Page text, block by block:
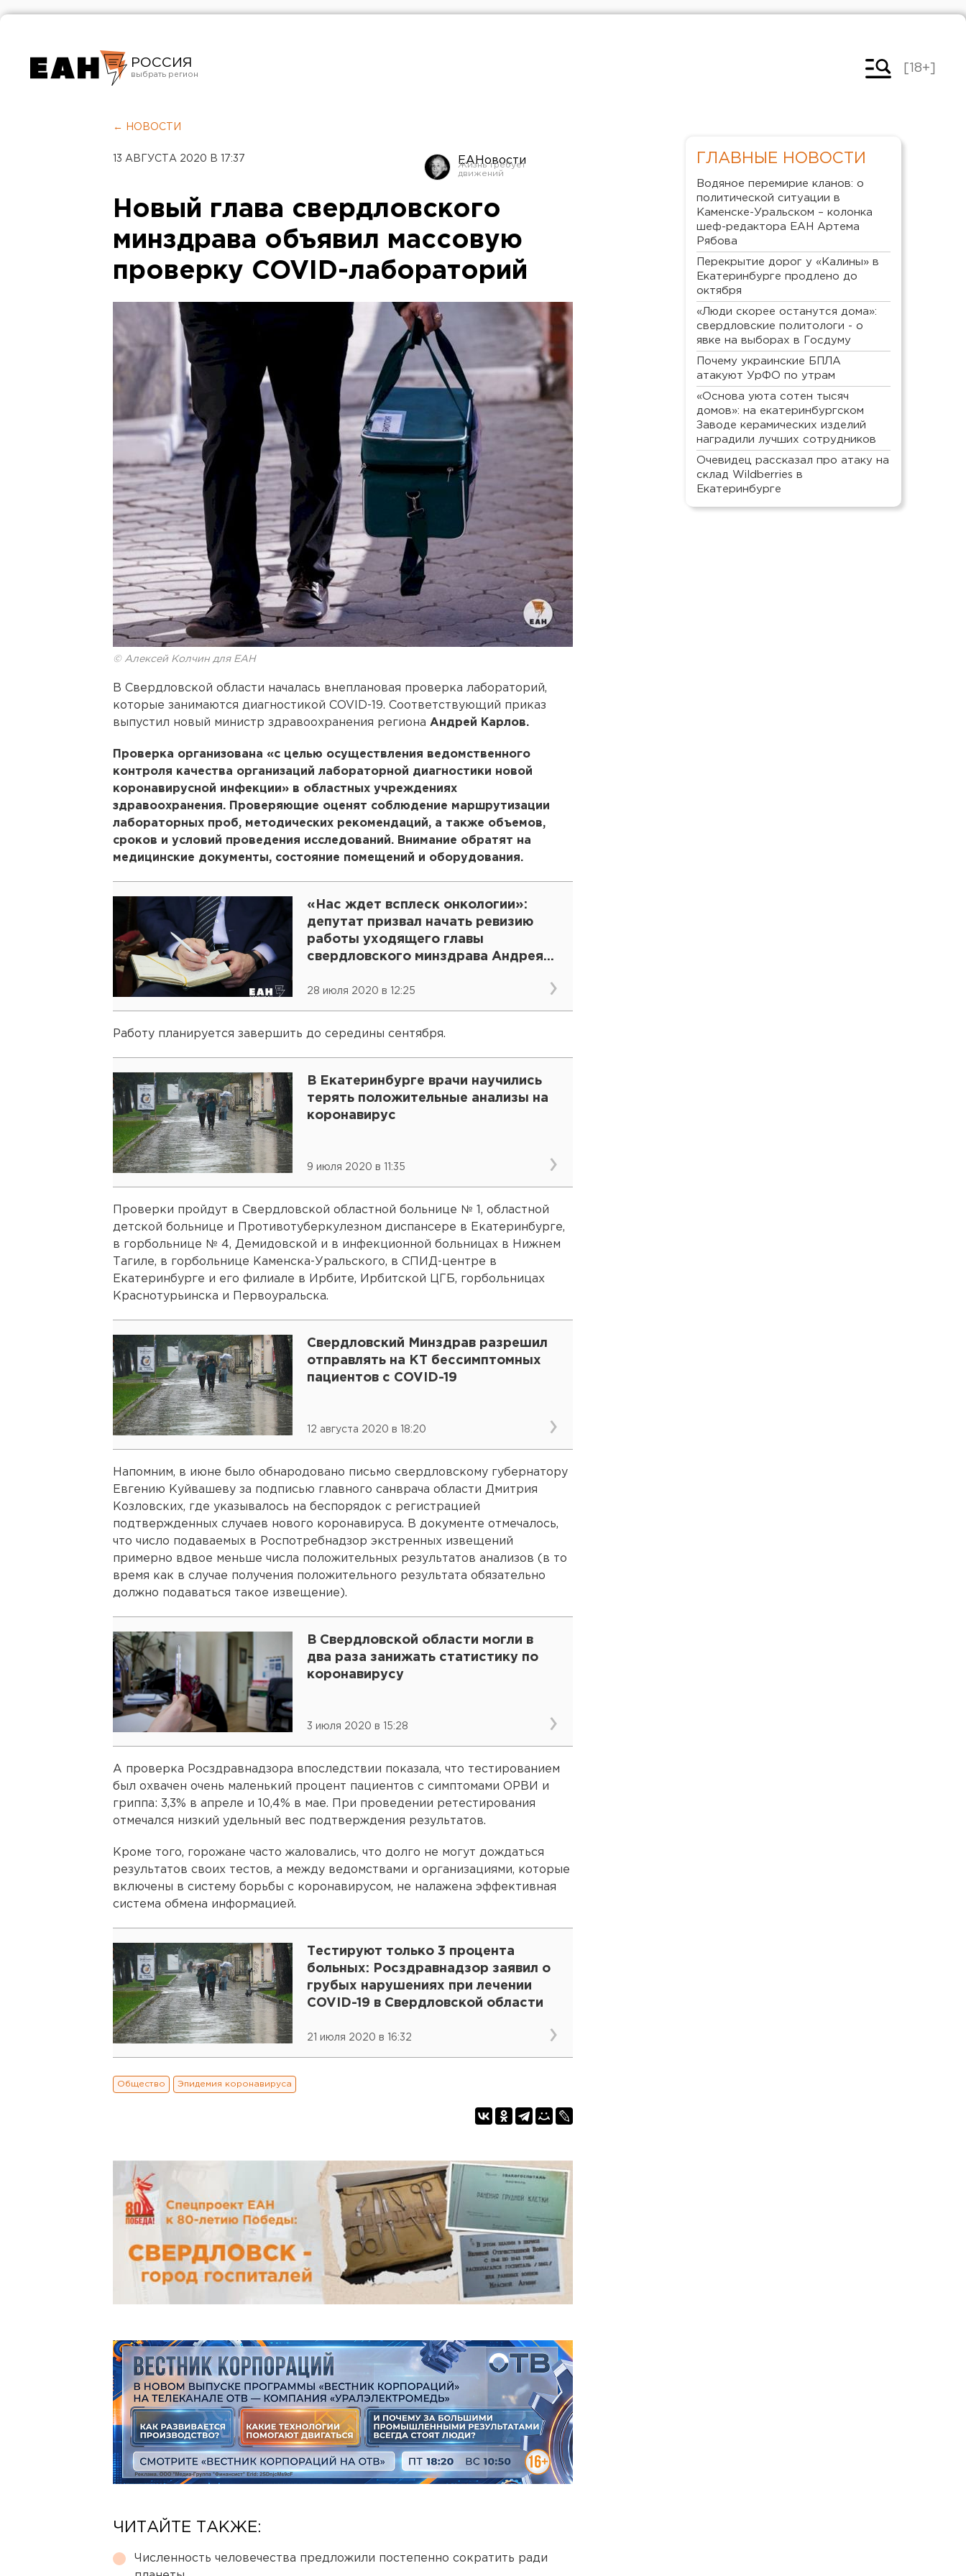
РОССИЯ
Челябинск
[18+]
← НОВОСТИ
13 АВГУСТА 2020 В 17:37 ЕАНовости
Новый глава свердловского
минздрава объявил массовую
проверку COVID-лабораторий
© Алексей Колчин для ЕАН
В Свердловской области началась внеплановая проверка лабораторий,
которые занимаются диагностикой COVID-19. Соответствующий приказ
выпустил новый министр здравоохранения региона Андрей Карлов.
Проверка организована «с целью осуществления ведомственного
контроля качества организаций лабораторной диагностики новой
коронавирусной инфекции» в областных учреждениях
здравоохранения. Проверяющие оценят соблюдение маршрутизации
лабораторных проб, методических рекомендаций, а также объемов,
сроков и условий проведения исследований. Внимание обратят на
медицинские документы, состояние помещений и оборудования.
«Нас ждет всплеск онкологии»:
депутат призвал начать ревизию
работы уходящего главы
свердловского минздрава Андрея
28 июля 2020 в 12:25
Работу планируется завершить до середины сентября.
В Екатеринбурге врачи научились
терять положительные анализы на
коронавирус
9 июля 2020 в 11:35
Проверки пройдут в Свердловской областной больнице № 1, областной
детской больнице и Противотуберкулезном диспансере в Екатеринбурге,
в горбольнице № 4, Демидовской и в инфекционной больницах в Нижнем
Тагиле, в горбольнице Каменска-Уральского, в СПИД-центре в
Екатеринбурге и его филиале в Ирбите, Ирбитской ЦГБ, горбольницах
Краснотурьинска и Первоуральска.
Свердловский Минздрав разрешил
отправлять на КТ бессимптомных
пациентов с COVID-19
12 августа 2020 в 18:20
Напомним, в июне было обнародовано письмо свердловскому губернатору
Евгению Куйвашеву за подписью главного санврача области Дмитрия
Козловских, где указывалось на беспорядок с регистрацией
подтвержденных случаев нового коронавируса. В документе отмечалось,
что число подаваемых в Роспотребнадзор экстренных извещений
примерно вдвое меньше числа положительных результатов анализов (в то
время как в случае получения положительного результата обязательно
должно подаваться такое извещение).
В Свердловской области могли в
два раза занижать статистику по
коронавирусу
3 июля 2020 в 15:28
А проверка Росздравнадзора впоследствии показала, что тестированием
был охвачен очень маленький процент пациентов с симптомами ОРВИ и
гриппа: 3,3% в апреле и 10,4% в мае. При проведении ретестирования
отмечался низкий удельный вес подтверждения результатов.
Кроме того, горожане часто жаловались, что долго не могут дождаться
результатов своих тестов, а между ведомствами и организациями, которые
включены в систему борьбы с коронавирусом, не налажена эффективная
система обмена информацией.
Тестируют только 3 процента
больных: Росздравнадзор заявил о
грубых нарушениях при лечении
COVID-19 в Свердловской области
21 июля 2020 в 16:32
Общество Эпидемия коронавируса
ЧИТАЙТЕ ТАКЖЕ:
Численность человечества предложили постепенно сократить ради
ГЛАВНЫЕ НОВОСТИ
Водяное перемирие кланов: о
политической ситуации в
Каменске-Уральском – колонка
шеф-редактора ЕАН Артема
Рябова
Перекрытие дорог у «Калины» в
Екатеринбурге продлено до
октября
«Люди скорее останутся дома»:
свердловские политологи - о
явке на выборах в Госдуму
Почему украинские БПЛА
атакуют УрФО по утрам
«Основа уюта сотен тысяч
домов»: на екатеринбургском
Заводе керамических изделий
наградили лучших сотрудников
Очевидец рассказал про атаку на
склад Wildberries в
Екатеринбурге